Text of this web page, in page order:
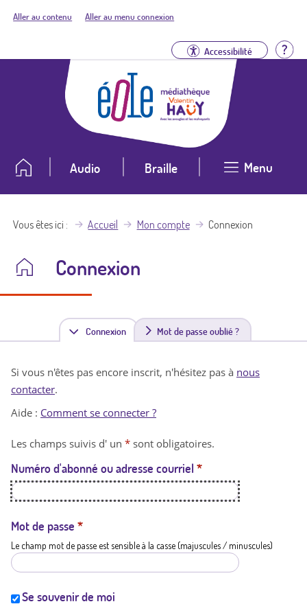
Aller au contenu Aller au menu connexion
Accessibilité
Audio Braille Menu
Vous êtes ici Accueil Mon compte Connexion
Connexion
Connexion(
n
t
a
t
i
Mot de passe oublié ?
Si vous n'êtes pas encore inscrit, n'hésitez pas à nous
contacter.
Aide : Comment se connecter ?
Les champs suivis d' un * sont obligatoires.
Numéro d'abonné ou adresse courriel *
Mot de passe *
Le champ mot de passe est sensible à la casse (majuscules / minuscules)
Se souvenir de moi